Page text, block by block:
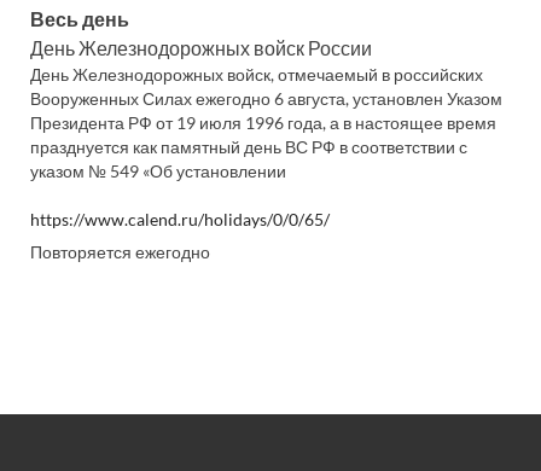
Весь день
День Железнодорожных войск России
День Железнодорожных войск, отмечаемый в российских
Вооруженных Силах ежегодно 6 августа, установлен Указом
Президента РФ от 19 июля 1996 года, а в настоящее время
празднуется как памятный день ВС РФ в соответствии с
указом № 549 «Об установлении
https://www.calend.ru/holidays/0/0/65/
Повторяется ежегодно